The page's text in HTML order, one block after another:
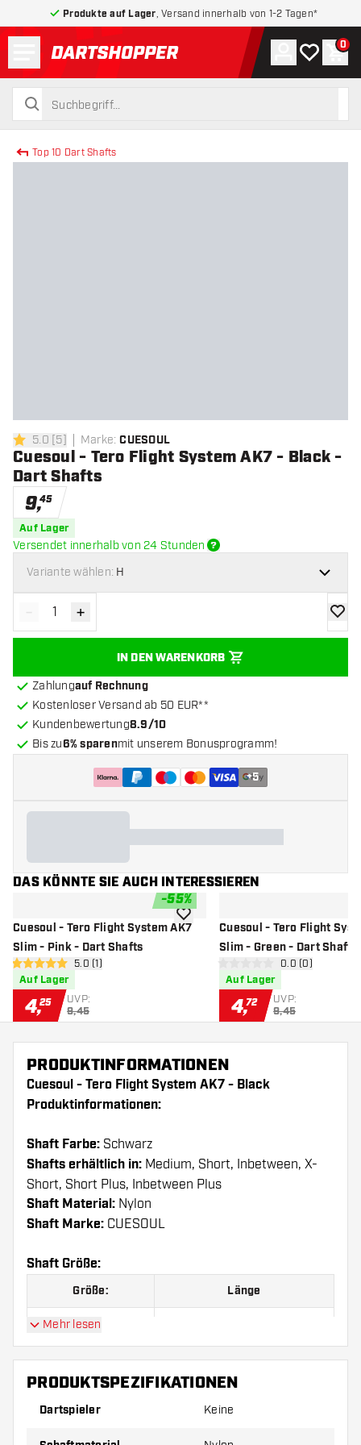
Produkte auf Lager , Versand innerhalb von 1-2 Tagen*
zurück zur Startseite
suchen
suchen
Konto
Meine 0
Top 10 Dart Shafts
5 Bewertungssterne
5.0 [5] Marke: CUESOUL
Cuesoul - Tero Flight System AK7 - Black -
Dart Shafts
9,45
Auf Lager
Versendet innerhalb von 24 Stunden
Variante wählen: H
Menge verringern
- Menge erhöhen
+
IN DEN WARENKORB
Zur
Zahlungauf Rechnung
Kostenloser Versand ab 50 EUR**
Kundenbewertung8.9/10
Bis zu6% sparenmit unserem Bonusprogramm!
+5
DAS KÖNNTE SIE AUCH INTERESSIEREN
-55%
Cuesoul - Tero Flight System AK7
Slim - Pink - Dart Shafts
Bewertungsbereich öffnen
5 Bewertungssterne
5.0 (1)
Auf Lager
4,25 UVP:
9,45
Zur Wunschliste hinzufügen
Cuesoul - Tero Flight
Slim - Green - Dart Shafts
0 Bewertungssterne
0.0 (0)
Auf Lager
4,72 UVP:
9,45
PRODUKTINFORMATIONEN
Cuesoul - Tero Flight System AK7 - Black
Produktinformationen:
Shaft Farbe: Schwarz
Shafts erhältlich in: Medium, Short, Inbetween, X-
Short, Short Plus, Inbetween Plus
Shaft Material: Nylon
Shaft Marke: CUESOUL
Shaft Größe:
Größe: Länge
A
C 34.00 mm
Mehr lesen
PRODUKTSPEZIFIKATIONEN
Dartspieler Keine